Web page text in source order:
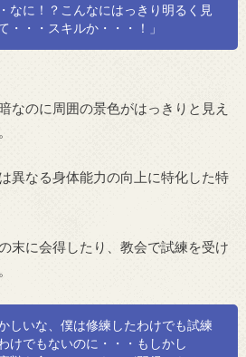
なに！？こんなにはっきり明るく見
・・・スキルか・・・！」
なのに周囲の景色がはっきりと見え
異なる身体能力の向上に特化した特
末に会得したり、教会で試練を受け
しいな、僕は修練したわけでも試練
けでもないのに・・・もしかし